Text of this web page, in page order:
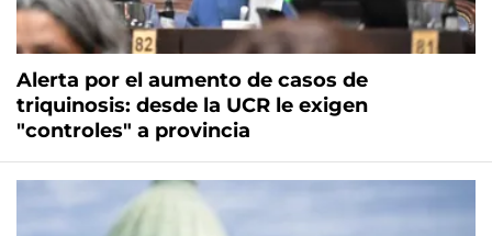
Alerta por el aumento de casos de
triquinosis: desde la UCR le exigen
"controles" a provincia